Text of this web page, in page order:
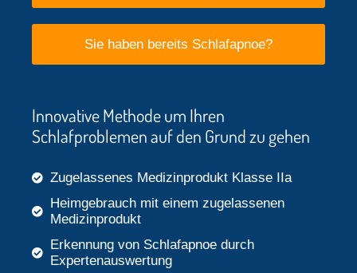
Sie haben bereits Schlafapnoe?
Innovative Methode um Ihren
Schlafproblemen auf den Grund zu gehen
Zugelassenes Medizinprodukt Klasse IIa
Heimgebrauch mit einem zugelassenen
Medizinprodukt
Erkennung von Schlafapnoe durch
Expertenauswertung